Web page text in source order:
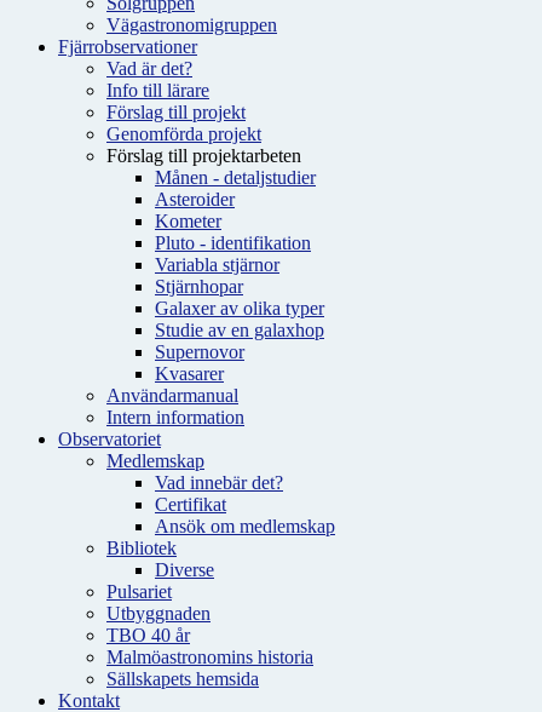
Vägastronomigruppen
Fjärrobservationer
Vad är det?
Info till lärare
Förslag till projekt
Genomförda projekt
Förslag till projektarbeten
Månen - detaljstudier
Asteroider
Kometer
Pluto - identifikation
Variabla stjärnor
Stjärnhopar
Galaxer av olika typer
Studie av en galaxhop
Supernovor
Kvasarer
Användarmanual
Intern information
Observatoriet
Medlemskap
Vad innebär det?
Certifikat
Ansök om medlemskap
Bibliotek
Diverse
Pulsariet
Utbyggnaden
TBO 40 år
Malmöastronomins historia
Sällskapets hemsida
Kontakt